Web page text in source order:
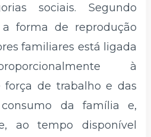
sociais. Segundo
a forma de reprodução
familiares está ligada
à
força de trabalho e das
consumo da família e,
ao tempo disponível